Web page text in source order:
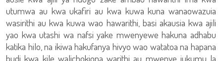
utumwa au kwa ukafiri au kwa kuwa kuna wanaowazuia
wasirithi au kwa kuwa wao hawarithi, basi akausia kwa ajili
yao kwa utashi wa nafsi yake mwenyewe hakuna adhabu
katika hilo, na ikiwa hakufanya hivyo wao watatoa na hapana
budi kwa kile walichokiona warithi au mwenye jukumu la